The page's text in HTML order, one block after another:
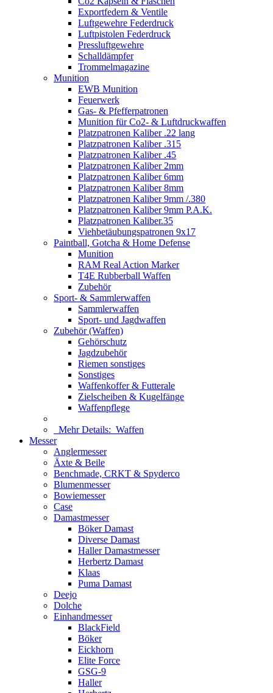
Exportfedern & Ventile
Luftgewehre Federdruck
Luftpistolen Federdruck
Pressluftgewehre
Schalldämpfer
Trommelmagazine
Munition
EWB Munition
Feuerwerk
Gas- & Pfefferpatronen
Munition für Co2- & Luftdruckwaffen
Platzpatronen Kaliber .22 lang
Platzpatronen Kaliber .315
Platzpatronen Kaliber .45
Platzpatronen Kaliber 2mm
Platzpatronen Kaliber 6mm
Platzpatronen Kaliber 8mm
Platzpatronen Kaliber 9mm /.380
Platzpatronen Kaliber 9mm P.A.K.
Platzpatronen Kaliber.35
Viehbetäubungspatronen 9x17
Paintball, Gotcha & Home Defense
Munition
RAM Real Action Marker
T4E Rubberball Waffen
Zubehör
Sport- & Sammlerwaffen
Sammlerwaffen
Sport- und Jagdwaffen
Zubehör (Waffen)
Gehörschutz
Jagdzubehör
Riemen sonstiges
Sonstiges
Waffenkoffer & Futterale
Zielscheiben & Kugelfänge
Waffenpflege
Mehr Details: Waffen
Messer
Anglermesser
Äxte & Beile
Benchmade, CRKT & Spyderco
Blumenmesser
Bowiemesser
Case
Damastmesser
Böker Damast
Diverse Damast
Haller Damastmesser
Herbertz Damast
Klaas
Puma Damast
Deejo
Dolche
Einhandmesser
BlackField
Böker
Eickhorn
Elite Force
GSG-9
Haller